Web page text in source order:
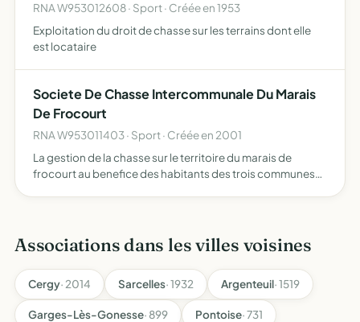
RNA W953012608 · Sport · Créée en 1953
Exploitation du droit de chasse sur les terrains dont elle
est locataire
Societe De Chasse Intercommunale Du Marais
De Frocourt
RNA W953011403 · Sport · Créée en 2001
La gestion de la chasse sur le territoire du marais de
frocourt au benefice des habitants des trois communes
Associations dans les villes voisines
Cergy· 2014 Sarcelles· 1932 Argenteuil· 1519
Garges-Lès-Gonesse· 899 Pontoise· 731